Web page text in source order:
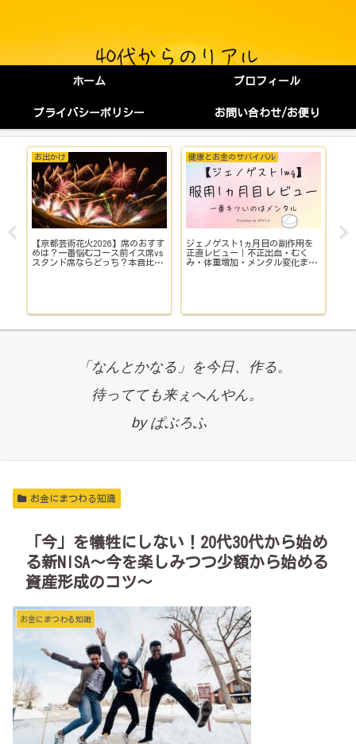
ホーム プロフィール
プライバシーポリシー お問い合わせ/お便り
お出かけ
【京都芸術花火2026】席のおすす
めは？一番悩むコース前イス席vs
スタンド席ならどっち？本音比
健康とお金のサバイバル
ジェノゲスト1ヵ月目の副作用を
正直レビュー｜不正出血・むく
み・体重増加・メンタル変化まで
「なんとかなる」を今日、作る。
待ってても来ぇへんやん。
by ぱぶろふ
お金にまつわる知識
「今」を犠牲にしない！20代30代から始め
る新NISA～今を楽しみつつ少額から始める
資産形成のコツ～
お金にまつわる知識